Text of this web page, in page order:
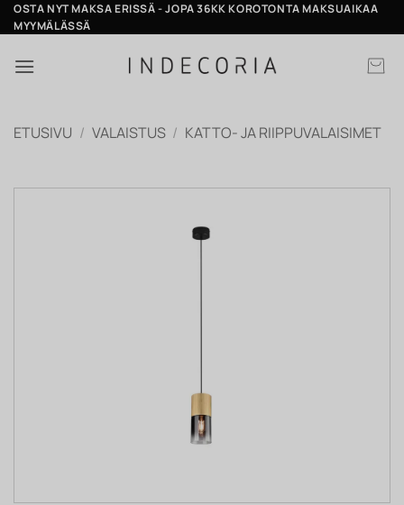
Skip
to
OSTA NYT MAKSA ERISSÄ - JOPA 36KK KOROTONTA MAKSUAIKAA
MYYMÄLÄSSÄ
ETUSIVU / VALAISTUS / KATTO- JA RIIPPUVALAISIMET